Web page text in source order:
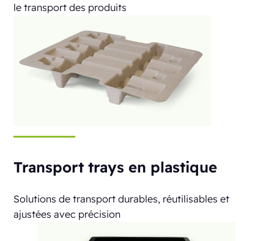
le transport des produits
Transport trays en plastique
Solutions de transport durables, réutilisables et
ajustées avec précision